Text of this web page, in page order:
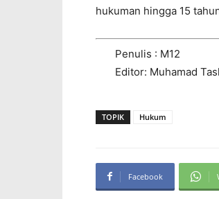
hukuman hingga 15
Penulis : M12
Editor: Muhamad
TOPIK Hukum
Facebook